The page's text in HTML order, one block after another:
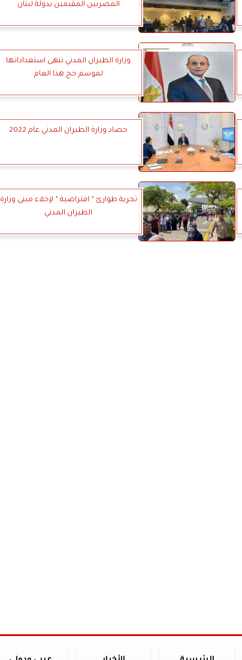
المصريين المقيمين بدولة لبنان
وزارة الطيران المدني تنهى استعداداتها
لموسم حج هذا العام
حصاد وزارة الطيران المدني عام 2022
تجربة طوارئ ” افتراضية ” لإخلاء مبنى وزارة
الطيران المدني